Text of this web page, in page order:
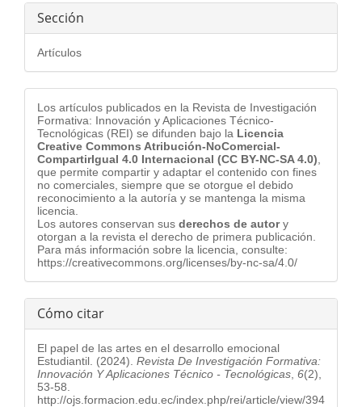
Sección
Artículos
Los artículos publicados en la Revista de Investigación
Formativa: Innovación y Aplicaciones Técnico-
Tecnológicas (REI) se difunden bajo la Licencia
Creative Commons Atribución-NoComercial-
CompartirIgual 4.0 Internacional (CC BY-NC-SA 4.0)
que permite compartir y adaptar el contenido con fines
no comerciales, siempre que se otorgue el debido
reconocimiento a la autoría y se mantenga la misma
licencia.
Los autores conservan sus derechos de autory
otorgan a la revista el derecho de primera publicación.
Para más información sobre la licencia, consulte:
https://creativecommons.org/licenses/by-nc-sa/4.0/
Cómo citar
El papel de las artes en el desarrollo emocional
Estudiantil. (2024). Revista De Investigación Formativa:
Innovación Y Aplicaciones Técnico - Tecnológicas 6(2),
53-58.
http://ojs.formacion.edu.ec/index.php/rei/article/view/394